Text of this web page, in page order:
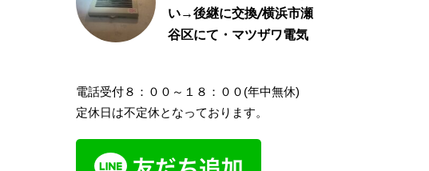
い→後継に交換/横浜市瀬
谷区にて・マツザワ電気
電話受付８：００～１８：００(年中無休)
定休日は不定休となっております。